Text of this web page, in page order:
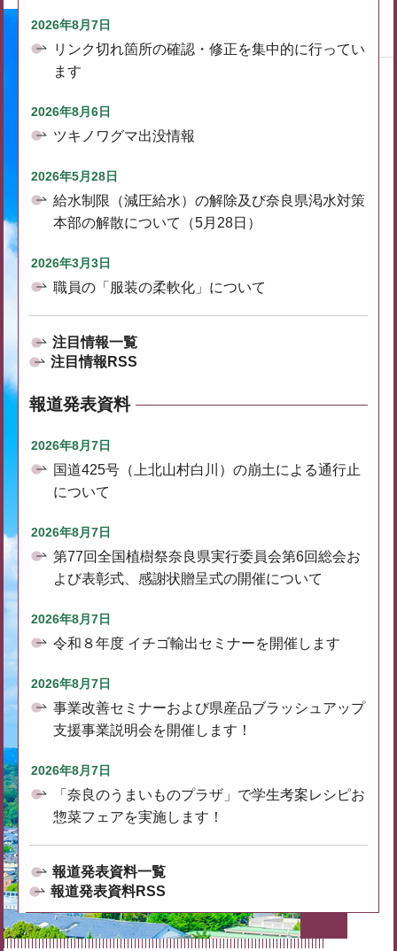
2026年8月7日
リンク切れ箇所の確認・修正を集中的に行ってい
ます
2026年8月6日
ツキノワグマ出没情報
2026年5月28日
給水制限（減圧給水）の解除及び奈良県渇水対策
本部の解散について（5月28日）
2026年3月3日
職員の「服装の柔軟化」について
注目情報一覧
注目情報RSS
報道発表資料
2026年8月7日
国道425号（上北山村白川）の崩土による通行止
について
2026年8月7日
第77回全国植樹祭奈良県実行委員会第6回総会お
よび表彰式、感謝状贈呈式の開催について
2026年8月7日
令和８年度 イチゴ輸出セミナーを開催します
2026年8月7日
事業改善セミナーおよび県産品ブラッシュアップ
支援事業説明会を開催します！
2026年8月7日
「奈良のうまいものプラザ」で学生考案レシピお
惣菜フェアを実施します！
報道発表資料一覧
報道発表資料RSS